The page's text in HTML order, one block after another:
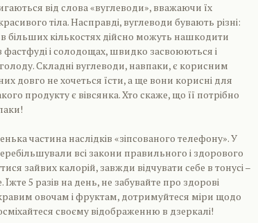
від слова «вуглеводи», вважаючи їх
тіла. Насправді, вуглеводи бувають різні:
в більших кількостях дійсно можуть нашкодити
фастфуді і солодощах, швидко засвоюються і
Складні вуглеводи, навпаки, є корисним
довго не хочеться їсти, а ще вони корисні для
продукту є вівсянка. Хто скаже, що її потрібно
частина наслідків «зіпсованого телефону». У
всі закони правильного і здорового
зайвих калорій, завжди відчувати себе в тонусі –
5 разів на день, не забувайте про здорові
овочам і фруктам, дотримуйтеся міри щодо
своєму відображенню в дзеркалі!